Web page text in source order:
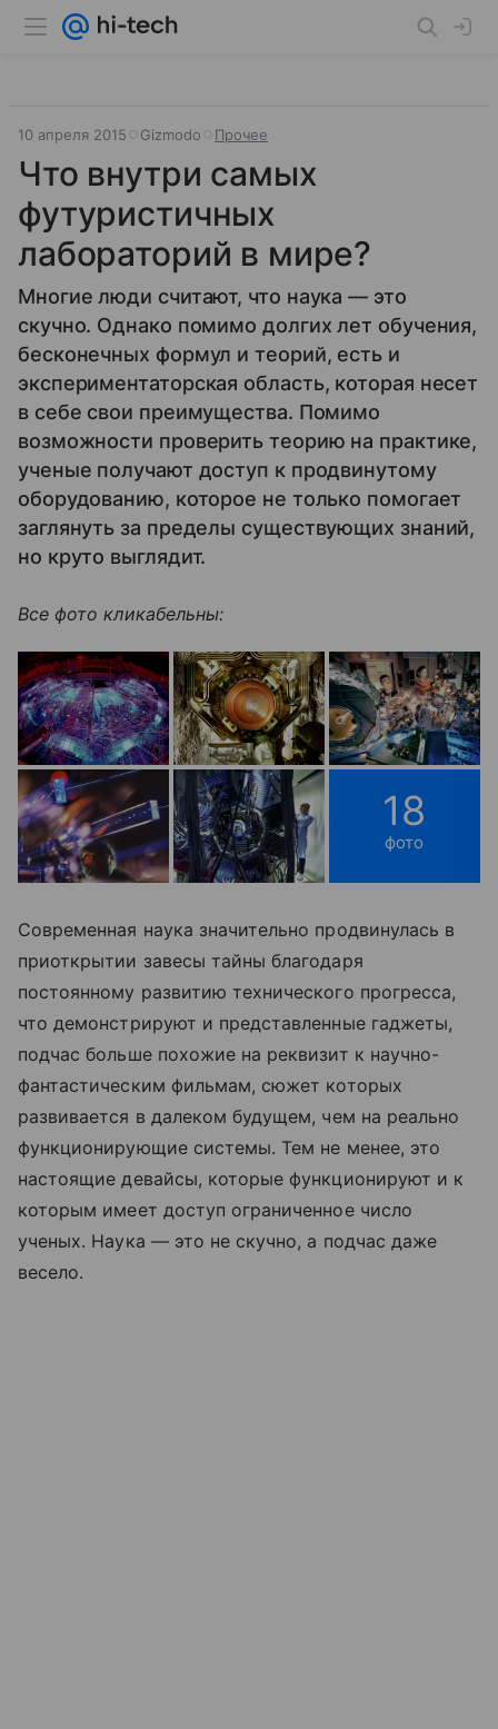
10 апреля 2015 Gizmodo Прочее
Что внутри самых
футуристичных
лабораторий в мире?
Многие люди считают, что наука — это
скучно. Однако помимо долгих лет обучения,
бесконечных формул и теорий, есть и
экспериментаторская область, которая несет
в себе свои преимущества. Помимо
возможности проверить теорию на практике,
ученые получают доступ к продвинутому
оборудованию, которое не только помогает
заглянуть за пределы существующих знаний,
но круто выглядит.
Все фото кликабельны:
18
фото
Современная наука значительно продвинулась в
приоткрытии завесы тайны благодаря
постоянному развитию технического прогресса,
что демонстрируют и представленные гаджеты,
подчас больше похожие на реквизит к научно-
фантастическим фильмам, сюжет которых
развивается в далеком будущем, чем на реально
функционирующие системы. Тем не менее, это
настоящие девайсы, которые функционируют и к
которым имеет доступ ограниченное число
ученых. Наука — это не скучно, а подчас даже
весело.